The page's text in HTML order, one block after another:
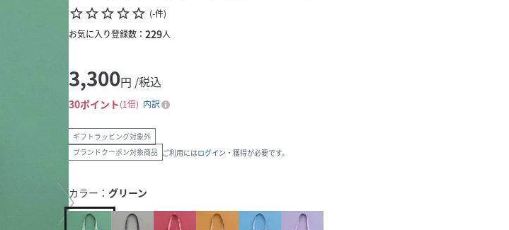
star_borderstar_borderstar_borderstar_borderstar_border (-件)
お気に入り登録数： 229人
3,300円 /税込
30ポイント 1倍 内訳
ギフトラッピング対象外
ブランドクーポン対象商品 ご利用にはログイン ・獲得が必要です。
カラー： グリーン